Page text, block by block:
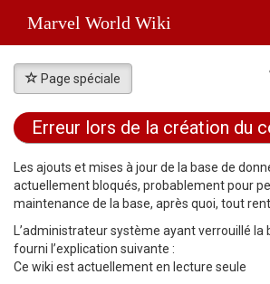
Marvel World Wiki
Page spéciale
Erreur lors de la création du
Les ajouts et mises à jour de la base de
actuellement bloqués, probablement pour
maintenance de la base, après quoi, tout
L’administrateur système ayant verrouillé la
fourni l’explication suivante :
Ce wiki est actuellement en lecture seule